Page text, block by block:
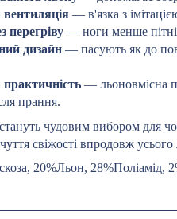
— в'язка з
перегріву — ноги менше
дизайн — пасують як до
практичність — льоновмісна
прання.
чудовим вибором для
свіжості впродовж усього
20%Льон, 28%Поліамід,